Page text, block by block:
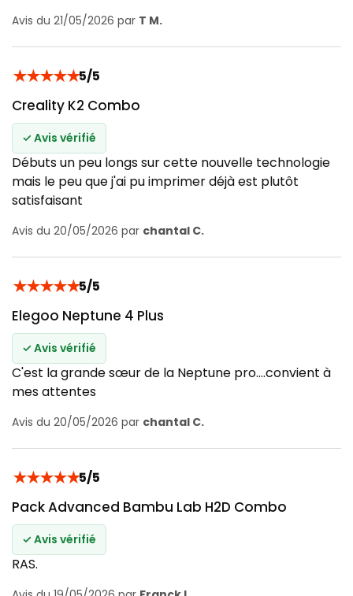
Avis du 21/05/2026 par T M.
★★★★★5/5
Creality K2 Combo
✓ Avis vérifié
Débuts un peu longs sur cette nouvelle technologie
mais le peu que j'ai pu imprimer déjà est plutôt
satisfaisant
Avis du 20/05/2026 par chantal C.
★★★★★5/5
Elegoo Neptune 4 Plus
✓ Avis vérifié
C'est la grande sœur de la Neptune pro....convient à
mes attentes
Avis du 20/05/2026 par chantal C.
★★★★★5/5
Pack Advanced Bambu Lab H2D Combo
✓ Avis vérifié
RAS.